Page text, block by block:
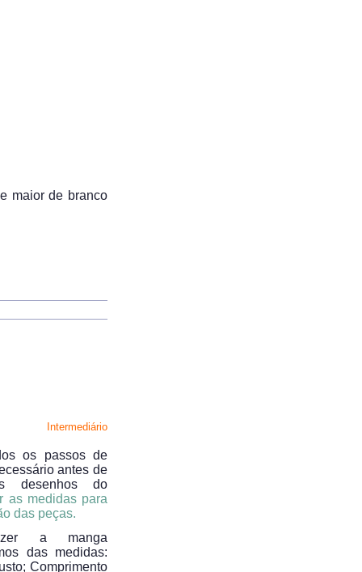
maior de branco
Intermediário
os passos de
antes de
desenhos do
as medidas para
das peças.
a manga
das medidas:
Comprimento